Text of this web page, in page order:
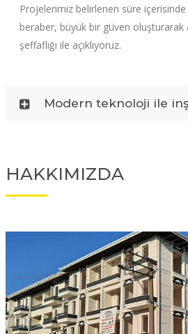
Projelerimiz belirlenen süre
beraber, büyük bir güven oluşturarak
şeffaflığı ile açıklıyoruz.
Modern teknoloji ile
HAKKIMIZDA